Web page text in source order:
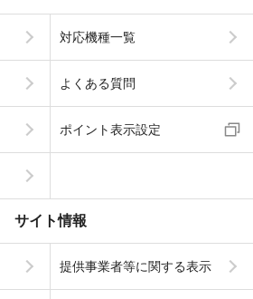
対応機種一覧
よくある質問
ポイント表示設定
サイト情報
提供事業者等に関する表示